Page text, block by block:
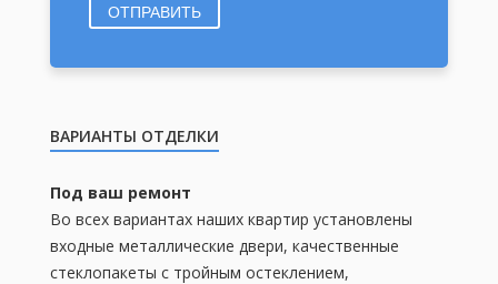
ОТПРАВИТЬ
ВАРИАНТЫ ОТДЕЛКИ
Под ваш ремонт
Во всех вариантах наших квартир установлены
входные металлические двери, качественные
стеклопакеты с тройным остеклением,